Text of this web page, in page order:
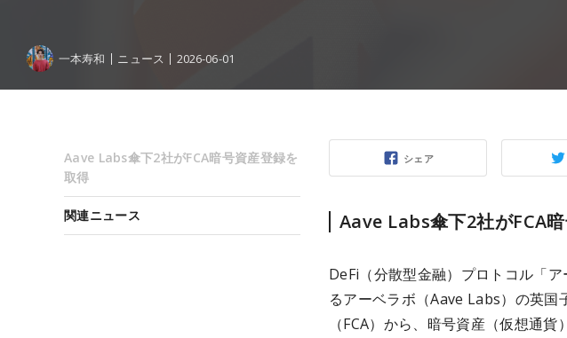
一本寿和 ニュース 2026-06-01
シェア
Aave Labs傘下2社がFCA
DeFi（分散型金融）プロトコル「
るアーベラボ（Aave Labs）の英
（FCA）から、暗号資産（仮想通
Aave Labs傘下2社がFCA暗号資産登録を
取得
関連ニュース